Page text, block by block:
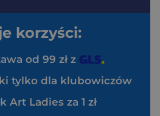
korzyści:
od 99 zł z
tylko dla klubowiczów
Art Ladies za 1 zł